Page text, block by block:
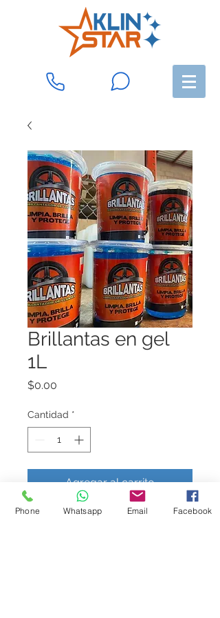
Brillantas en gel
1L
$0.00
Cantidad *
Agregar al carrito
Phone Whatsapp Email Facebook